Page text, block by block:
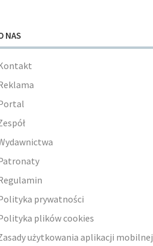
NAS
prywatności
plików cookies
użytkowania aplikacji mobilnej